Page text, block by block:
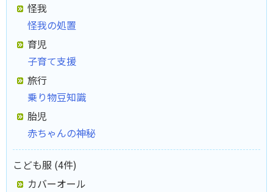
怪我
怪我の処置
育児
子育て支援
旅行
乗り物豆知識
胎児
赤ちゃんの神秘
こども服 (4件)
カバーオール